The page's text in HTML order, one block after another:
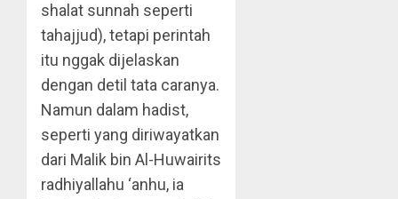
shalat sunnah seperti
tahajjud), tetapi perintah
itu nggak dijelaskan
dengan detil tata caranya.
Namun dalam hadist,
seperti yang diriwayatkan
dari Malik bin Al-Huwairits
radhiyallahu ‘anhu, ia